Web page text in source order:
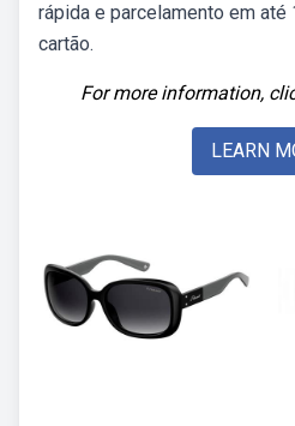
rápida e parcelamento em
cartão.
For more information,
LEARN